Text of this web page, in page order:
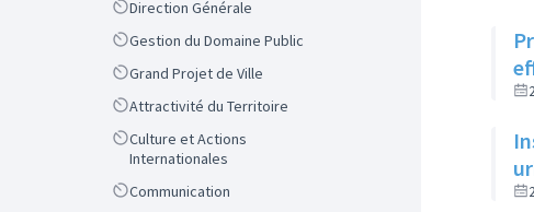
ScopeDirection Générale
ScopeGestion du Domaine Public
ScopeGrand Projet de Ville
ScopeAttractivité du Territoire
Scope
Culture et Actions
Internationales
ScopeCommunication